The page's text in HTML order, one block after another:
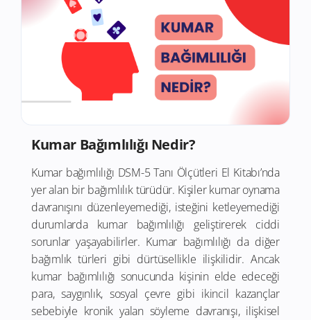
Kumar Bağımlılığı Nedir?
Kumar bağımlılığı DSM-5 Tanı Ölçütleri El Kitabı’nda
yer alan bir bağımlılık türüdür. Kişiler kumar oynama
davranışını düzenleyemediği, isteğini ketleyemediği
durumlarda kumar bağımlılığı geliştirerek ciddi
sorunlar yaşayabilirler. Kumar bağımlılığı da diğer
bağımlık türleri gibi dürtüsellikle ilişkilidir. Ancak
kumar bağımlılığı sonucunda kişinin elde edeceği
para, saygınlık, sosyal çevre gibi ikincil kazançlar
sebebiyle kronik yalan söyleme davranışı, ilişkisel